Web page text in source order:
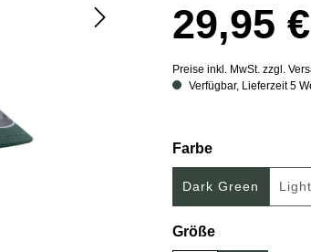
29,95 €
Preise inkl. MwSt. zzgl.
Verfügbar, Lieferzeit 5
Farbeauswählen
Dark Green
Größeauswählen